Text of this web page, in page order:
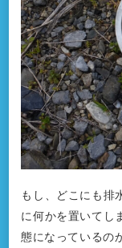
もし、どこにも排
に何かを置いてし
態になっているの